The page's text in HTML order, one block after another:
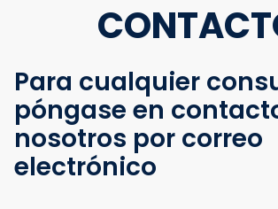
Para cualquier
póngase en
nosotros por correo
electrónico